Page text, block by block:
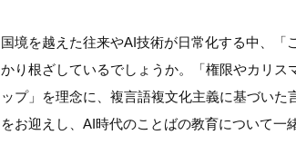
国境を越えた往来やAI技術が日常化する中、「
かり根ざしているでしょうか。「権限やカリス
ップ」を理念に、複言語複文化主義に基づい
をお迎えし、AI時代のことばの教育について一